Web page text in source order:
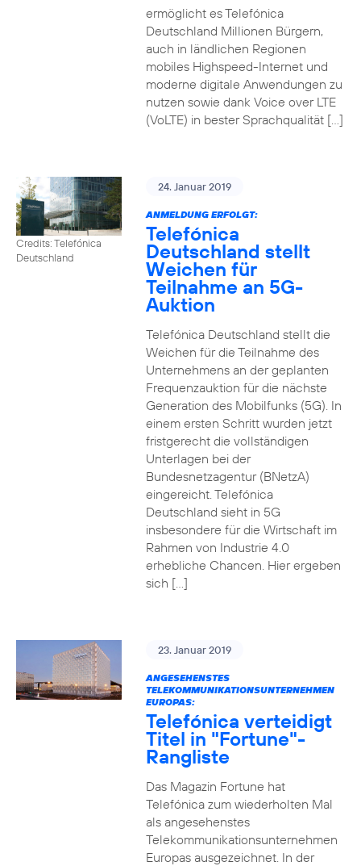
ermöglicht es Telefónica
Deutschland Millionen Bürgern,
auch in ländlichen Regionen
mobiles Highspeed-Internet und
moderne digitale Anwendungen zu
nutzen sowie dank Voice over LTE
(VoLTE) in bester Sprachqualität […]
Credits: Telefónica
Deutschland
24. Januar 2019
ANMELDUNG ERFOLGT:
Telefónica
Deutschland stellt
Weichen für
Teilnahme an 5G-
Auktion
Telefónica Deutschland stellt die
Weichen für die Teilnahme des
Unternehmens an der geplanten
Frequenzauktion für die nächste
Generation des Mobilfunks (5G). In
einem ersten Schritt wurden jetzt
fristgerecht die vollständigen
Unterlagen bei der
Bundesnetzagentur (BNetzA)
eingereicht. Telefónica
Deutschland sieht in 5G
insbesondere für die Wirtschaft im
Rahmen von Industrie 4.0
erhebliche Chancen. Hier ergeben
sich […]
23. Januar 2019
ANGESEHENSTES
TELEKOMMUNIKATIONSUNTERNEHMEN
EUROPAS:
Telefónica verteidigt
Titel in "Fortune"-
Rangliste
Das Magazin Fortune hat
Telefónica zum wiederholten Mal
als angesehenstes
Telekommunikationsunternehmen
Europas ausgezeichnet. In der